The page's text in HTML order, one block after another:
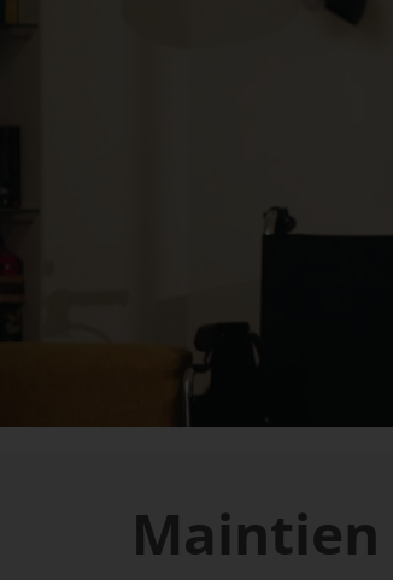
Maintien